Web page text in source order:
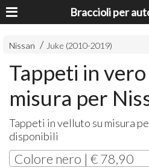
Nissan Juke (2010-2019)
Tappeti in
misura per
Tappeti in velluto su misura
disponibili
Colore nero | € 78,90